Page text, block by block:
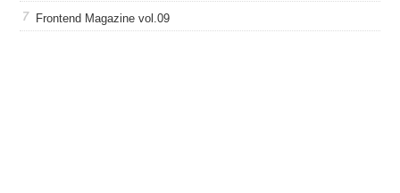
Frontend Magazine vol.09